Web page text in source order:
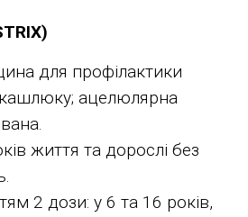
для профілактики
кашлюку; ацелюлярна
життя та дорослі без
2 дози: у 6 та 16 років,